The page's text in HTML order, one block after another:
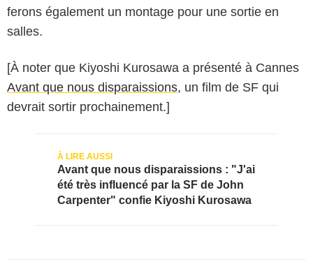
ferons également un montage pour une sortie en
salles.
[À noter que Kiyoshi Kurosawa a présenté à Cannes
Avant que nous disparaissions, un film de SF qui
devrait sortir prochainement.]
Avant que nous disparaissions : "J'ai
été très influencé par la SF de John
Carpenter" confie Kiyoshi Kurosawa